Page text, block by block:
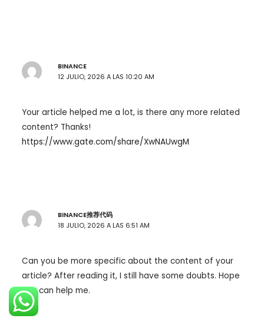
BINANCE
12 JULIO, 2026 A LAS 10:20 AM
Your article helped me a lot, is there any more related
content? Thanks!
https://www.gate.com/share/XwNAUwgM
BINANCE推荐代码
18 JULIO, 2026 A LAS 6:51 AM
Can you be more specific about the content of your
article? After reading it, I still have some doubts. Hope
you can help me.